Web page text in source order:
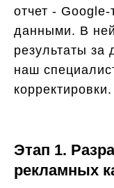
отчет -
данными. В ней
результаты за
наш
корректировки.
Этап 1.
рекламных